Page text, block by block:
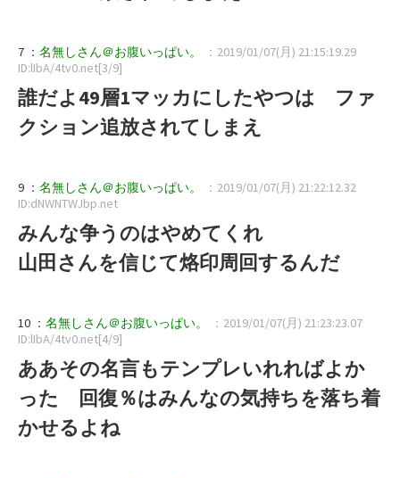
7 ： 名無しさん＠お腹いっぱい。
：2019/01/07(月) 21:15:19.29
ID:lIbA/4tv0.net[3/9]
誰だよ49層1マッカにしたやつは ファ
クション追放されてしまえ
9 ： 名無しさん＠お腹いっぱい。
：2019/01/07(月) 21:22:12.32
ID:dNWNTWJbp.net
みんな争うのはやめてくれ
山田さんを信じて烙印周回するんだ
10 ： 名無しさん＠お腹いっぱい。
：2019/01/07(月) 21:23:23.07
ID:lIbA/4tv0.net[4/9]
ああその名言もテンプレいれればよか
った 回復％はみんなの気持ちを落ち着
かせるよね